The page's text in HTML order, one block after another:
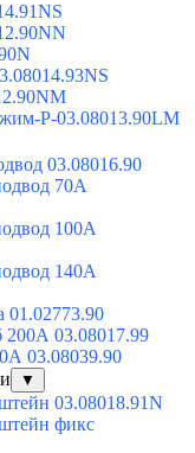
Р-03.08013.90LM
03.08016.90
70А
100А
140А
01.02773.90
03.08017.99
03.08039.90
▼
03.08018.91N
фикс